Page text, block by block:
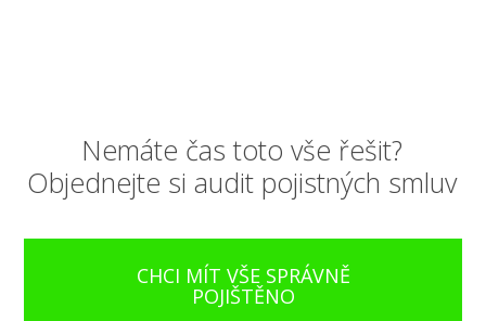
Nemáte čas toto vše řešit?
Objednejte si audit pojistných smluv
CHCI MÍT VŠE SPRÁVNĚ
POJIŠTĚNO